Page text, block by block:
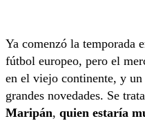
Ya comenzó la temporada
fútbol europeo, pero el
en el viejo continente, y
grandes novedades. Se
Maripán, quien estaría